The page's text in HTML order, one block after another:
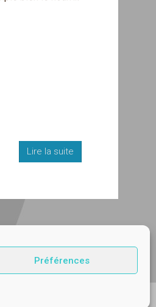
Préférences
Lire la suite